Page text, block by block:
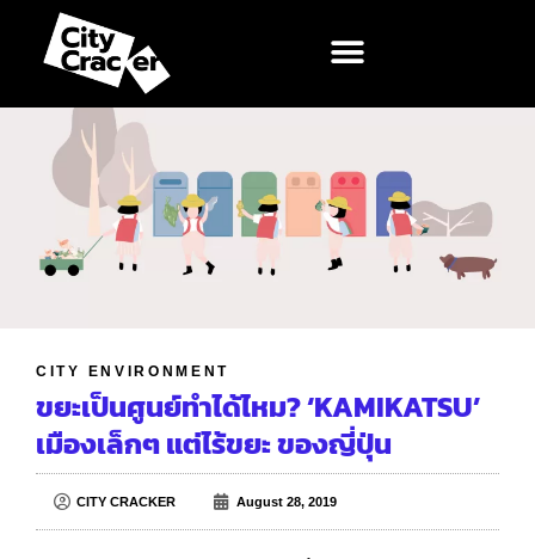
CITY ENVIRONMENT
ขยะเป็นศูนย์ทำได้ไหม? ‘KAMIKATSU’
เมืองเล็กๆ แต่ไร้ขยะ ของญี่ปุ่น
CITY CRACKER August 28, 2019